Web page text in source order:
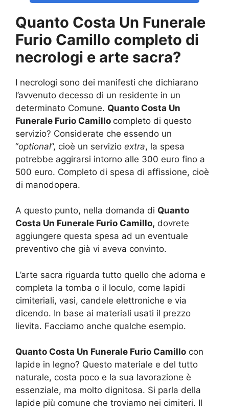
Quanto Costa Un Funerale
Furio Camillo completo di
necrologi e arte sacra?
I necrologi sono dei manifesti che dichiarano
l’avvenuto decesso di un residente in un
determinato Comune. Quanto Costa Un
Funerale Furio Camillo completo di questo
servizio? Considerate che essendo un
“optional”, cioè un servizio extra, la spesa
potrebbe aggirarsi intorno alle 300 euro fino a
500 euro. Completo di spesa di affissione, cioè
di manodopera.
A questo punto, nella domanda di Quanto
Costa Un Funerale Furio Camillo, dovrete
aggiungere questa spesa ad un eventuale
preventivo che già vi aveva convinto.
L’arte sacra riguarda tutto quello che adorna e
completa la tomba o il loculo, come lapidi
cimiteriali, vasi, candele elettroniche e via
dicendo. In base ai materiali usati il prezzo
lievita. Facciamo anche qualche esempio.
Quanto Costa Un Funerale Furio Camillo con
lapide in legno? Questo materiale e del tutto
naturale, costa poco e la sua lavorazione è
essenziale, ma molto dignitosa. Si parla della
lapide più comune che troviamo nei cimiteri. Il